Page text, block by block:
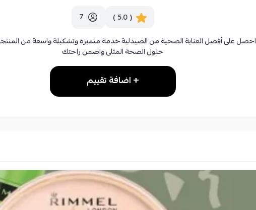
( 5.0 )
7
احصل على أفضل العناية الصحية من الصيدلية خدمة متميزة وتشكيلة واسعة من
حلول الصحة المثلى واضمن راحتك
+ اضافة تقييم